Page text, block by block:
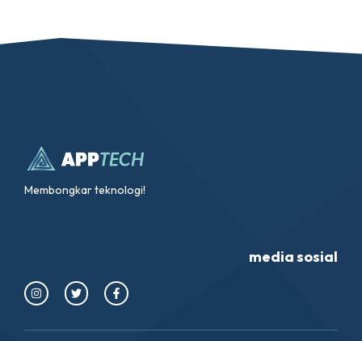
Membongkar teknologi!
media sosial